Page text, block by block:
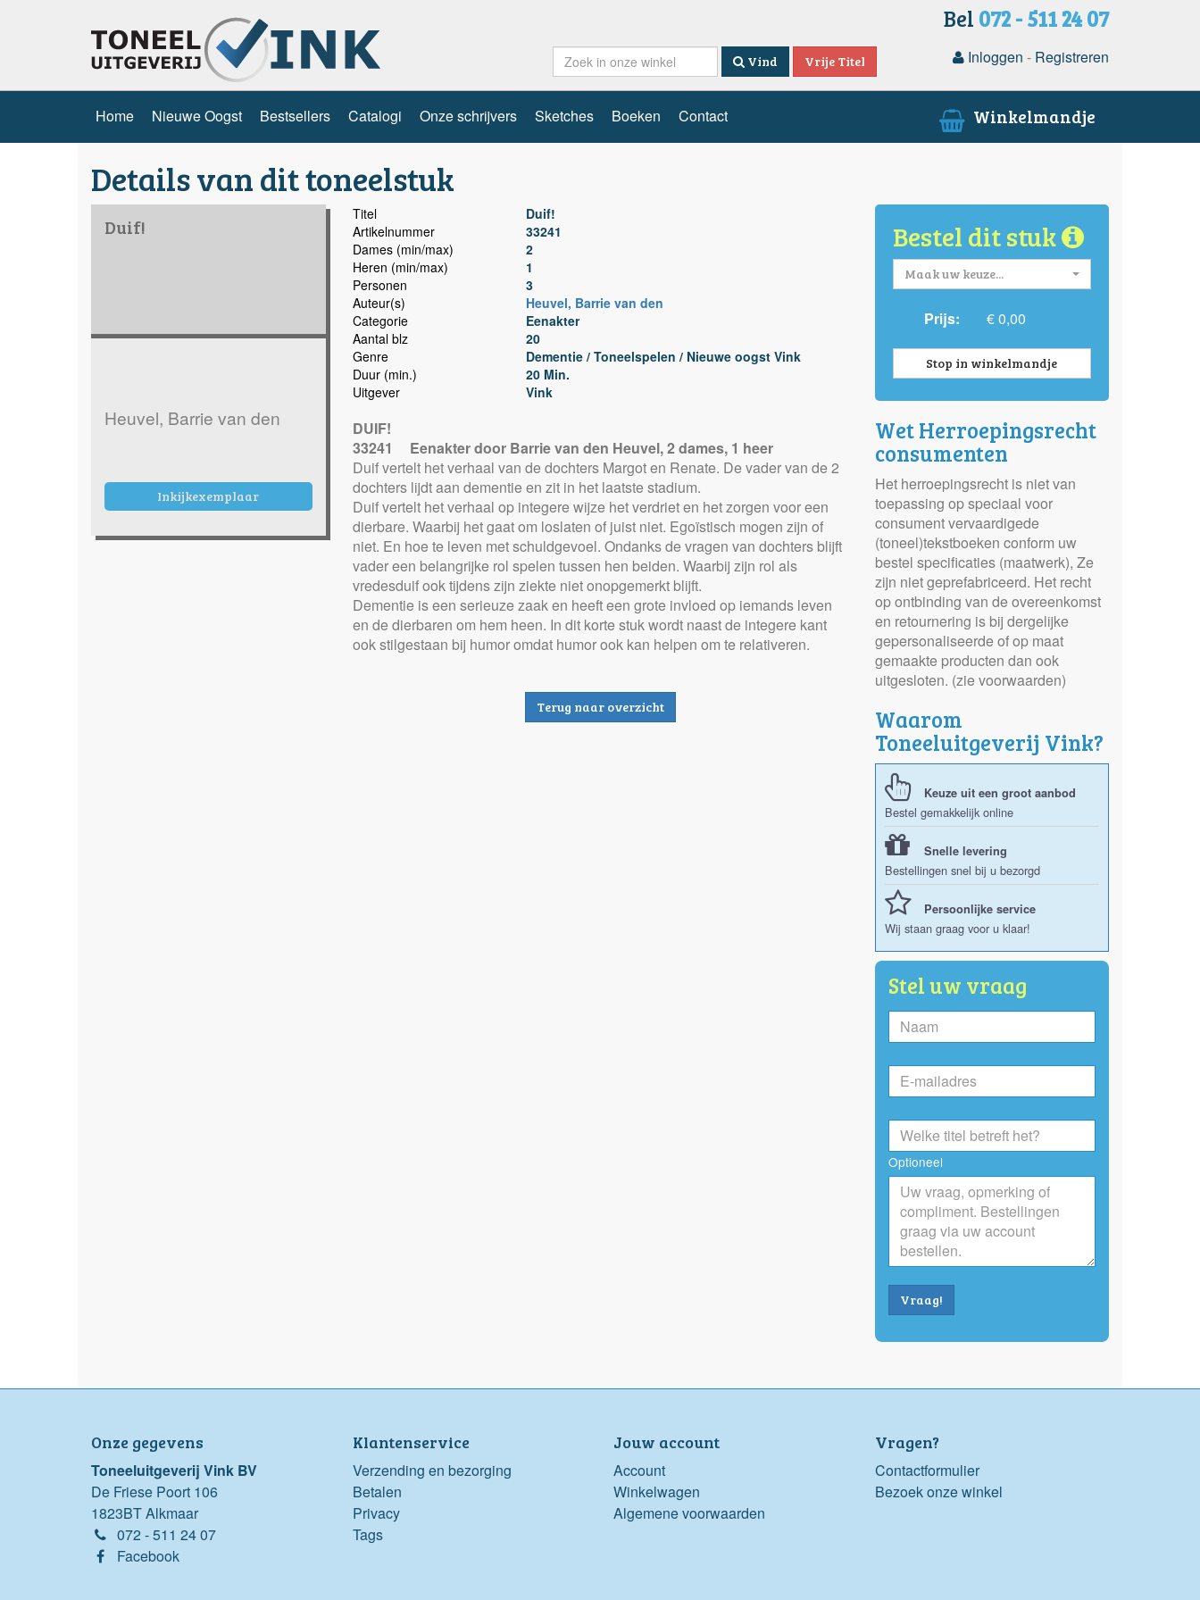
Bel 072 - 511 24 07
Vind Vrije Titel Inloggen - Registreren
Home Nieuwe Oogst Bestsellers Catalogi Onze schrijvers Sketches Boeken Contact Winkelmandje
Details van dit toneelstuk
Duif!
Heuvel, Barrie van den
Inkijkexemplaar
Titel
Duif!
Artikelnummer
33241
Dames (min/max)
2
Heren (min/max)
1
Personen
3
Auteur(s)
Heuvel, Barrie van den
Categorie
Eenakter
Aantal blz
20
Genre
Dementie / Toneelspelen / Nieuwe oogst Vink
Duur (min.)
20 Min.
Uitgever
Vink
DUIF!
33241
Eenakter door Barrie van den Heuvel, 2 dames, 1 heer
Duif vertelt het verhaal van de dochters Margot en Renate. De vader van de 2
dochters lijdt aan dementie en zit in het laatste stadium.
Duif vertelt het verhaal op integere wijze het verdriet en het zorgen voor een
dierbare. Waarbij het gaat om loslaten of juist niet. Egoïstisch mogen zijn of
niet. En hoe te leven met schuldgevoel. Ondanks de vragen van dochters blijft
vader een belangrijke rol spelen tussen hen beiden. Waarbij zijn rol als
vredesduif ook tijdens zijn ziekte niet onopgemerkt blijft.
Dementie is een serieuze zaak en heeft een grote invloed op iemands leven
en de dierbaren om hem heen. In dit korte stuk wordt naast de integere kant
ook stilgestaan bij humor omdat humor ook kan helpen om te relativeren.
Terug naar overzicht
Bestel dit stuk
Maak uw keuze...
Prijs: € 0,00
Stop in winkelmandje
Wet Herroepingsrecht
consumenten
Het herroepingsrecht is niet van
toepassing op speciaal voor
consument vervaardigede
(toneel)tekstboeken conform uw
bestel specificaties (maatwerk), Ze
zijn niet geprefabriceerd. Het recht
op ontbinding van de overeenkomst
en retournering is bij dergelijke
gepersonaliseerde of op maat
gemaakte producten dan ook
uitgesloten. (zie voorwaarden)
Waarom
Toneeluitgeverij Vink?
Keuze uit een groot aanbod
Bestel gemakkelijk online
Snelle levering
Bestellingen snel bij u bezorgd
Persoonlijke service
Wij staan graag voor u klaar!
Stel uw vraag
Optioneel
Vraag!
Onze gegevens
Toneeluitgeverij Vink BV
De Friese Poort 106
1823BT Alkmaar
072 - 511 24 07
Facebook
Klantenservice
Verzending en bezorging
Betalen
Privacy
Tags
Jouw account
Account
Winkelwagen
Algemene voorwaarden
Vragen?
Contactformulier
Bezoek onze winkel